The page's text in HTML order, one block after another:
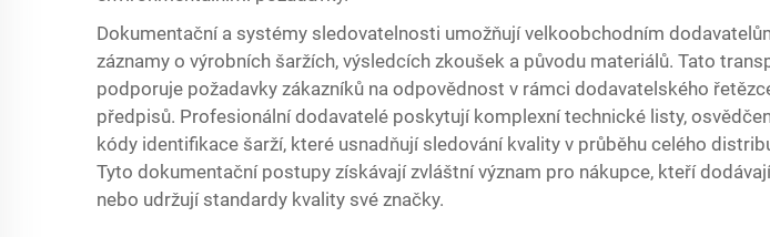
Dokumentační a systémy sledovatelnosti umožňují velkoobchodním
záznamy o výrobních šaržích, výsledcích zkoušek a původu materiálů. Tato
podporuje požadavky zákazníků na odpovědnost v rámci dodavatelského
předpisů. Profesionální dodavatelé poskytují komplexní technické listy,
kódy identifikace šarží, které usnadňují sledování kvality v průběhu celého
Tyto dokumentační postupy získávají zvláštní význam pro nákupce, kteří
nebo udržují standardy kvality své značky.